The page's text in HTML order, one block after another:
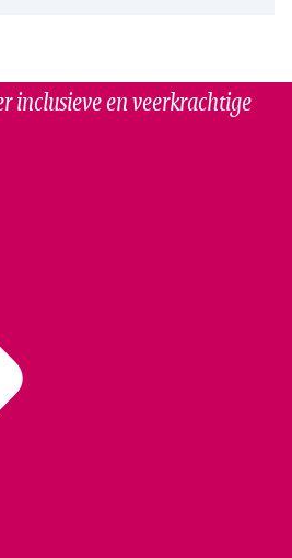
inclusieve en veerkrachtige